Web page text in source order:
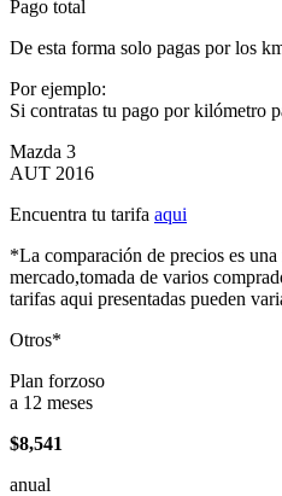
Pago total
De esta forma solo pagas por los
Por ejemplo:
Si contratas tu pago por kilómetro
Mazda 3
AUT 2016
Encuentra tu tarifa aqui
*La comparación de precios es
mercado,tomada de varios
tarifas aqui presentadas pueden
Otros*
Plan forzoso
a 12 meses
$8,541
anual